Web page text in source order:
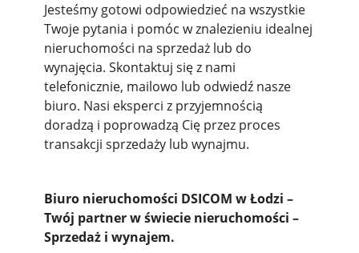
Jesteśmy gotowi odpowiedzieć na wszystkie
Twoje pytania i pomóc w znalezieniu idealnej
nieruchomości na sprzedaż lub do
wynajęcia. Skontaktuj się z nami
telefonicznie, mailowo lub odwiedź nasze
biuro. Nasi eksperci z przyjemnością
doradzą i poprowadzą Cię przez proces
transakcji sprzedaży lub wynajmu.
Biuro nieruchomości DSICOM w Łodzi –
Twój partner w świecie nieruchomości –
Sprzedaż i wynajem.